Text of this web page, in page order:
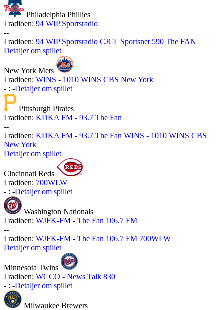
Philadelphia Phillies
I radioen: 94 WIP Sportsradio
--
I radioen: 94 WIP Sportsradio CJCL Sportsnet 590 The FAN
Detaljer om spillet
New York Mets
I radioen: WINS - 1010 WINS CBS New York
- : -Detaljer om spillet
Pittsburgh Pirates
I radioen: KDKA FM - 93.7 The Fan
--
I radioen: KDKA FM - 93.7 The Fan WINS - 1010 WINS CBS
New York
Detaljer om spillet
Cincinnati Reds
I radioen: 700WLW
- : -Detaljer om spillet
Washington Nationals
I radioen: WJFK-FM - The Fan 106.7 FM
--
I radioen: WJFK-FM - The Fan 106.7 FM 700WLW
Detaljer om spillet
Minnesota Twins
I radioen: WCCO - News Talk 830
- : -Detaljer om spillet
Milwaukee Brewers